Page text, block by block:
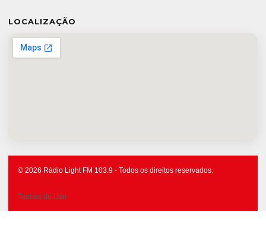
LOCALIZAÇÃO
© 2026 Rádio Light FM 103.9 - Todos os direitos reservados.
Termos de Uso